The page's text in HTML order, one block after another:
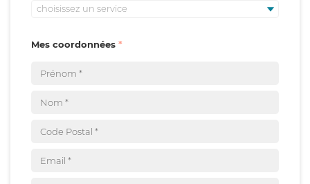
choisissez un service
Mes coordonnées